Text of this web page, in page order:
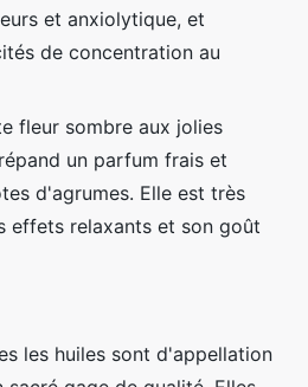
et anxiolytique, et
de concentration au
fleur sombre aux jolies
un parfum frais et
d'agrumes. Elle est très
effets relaxants et son goût
les huiles sont d'appellation